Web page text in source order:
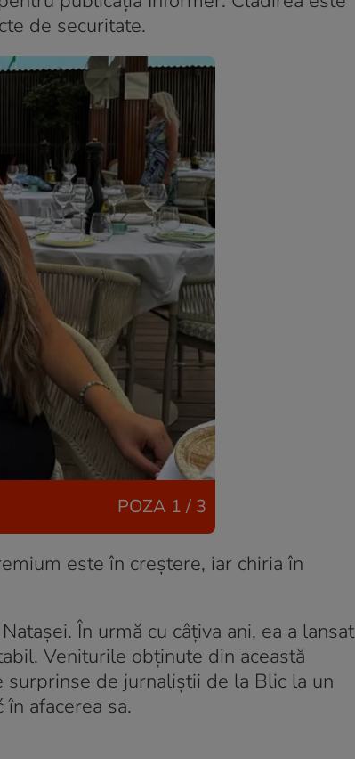
de securitate.
POZA 1 / 3
este în creștere, iar chiria în
În urmă cu câțiva ani, ea a lansat
Veniturile obținute din această
de jurnaliștii de la Blic la un
afacerea sa.